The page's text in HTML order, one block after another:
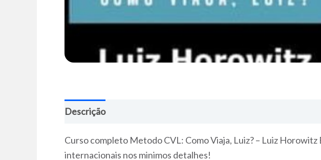
Descrição
Curso completo Metodo CVL: Como Viaja, Luiz? – Luiz Horowitz
internacionais nos minimos detalhes!